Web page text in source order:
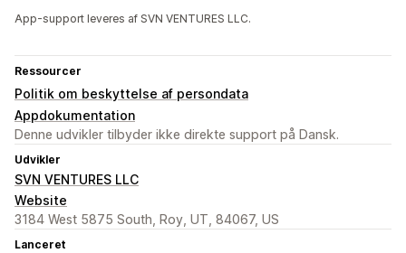
App-support leveres af SVN VENTURES LLC.
Ressourcer
Politik om beskyttelse af persondata
Appdokumentation
Denne udvikler tilbyder ikke direkte support på Dansk.
Udvikler
SVN VENTURES LLC
Website
3184 West 5875 South, Roy, UT, 84067, US
Lanceret